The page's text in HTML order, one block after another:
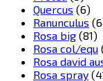
Quercus (6)
Ranunculus
Rosa big (81)
Rosa col/equ
Rosa david
Rosa spray